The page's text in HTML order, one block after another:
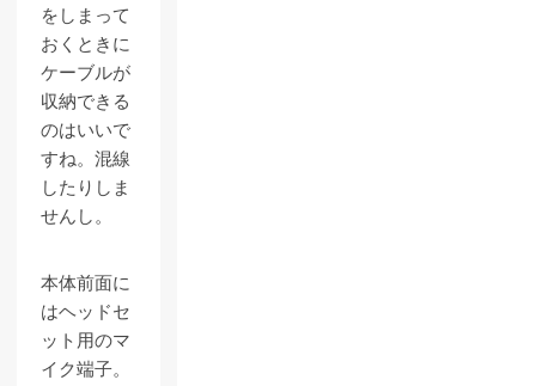
をしまって
おくときに
ケーブルが
収納できる
のはいいで
すね。混線
したりしま
せんし。
本体前面に
はヘッドセ
ット用のマ
イク端子。